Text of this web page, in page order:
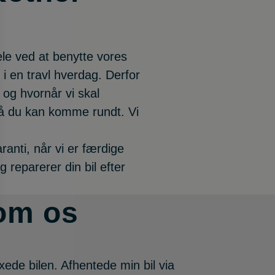
ved at benytte vores
travl hverdag. Derfor
hvornår vi skal
du kan komme rundt. Vi
når vi er færdige
reparerer din bil efter
os
bilen. Afhentede min bil via